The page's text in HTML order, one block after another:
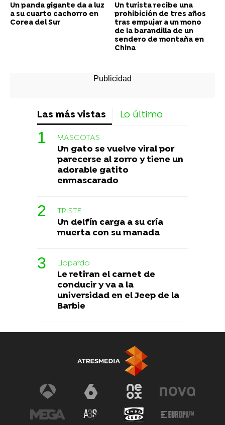
Un panda gigante da a luz
a su cuarto cachorro en
Corea del Sur
Un turista recibe una
prohibición de tres años
tras empujar a un mono
de la barandilla de un
sendero de montaña en
China
Las más vistas Lo último
MASCOTAS
Un gato se vuelve viral por
parecerse al zorro y tiene un
adorable gatito
enmascarado
TRISTE
Un delfín carga a su cría
muerta con su manada
Liopardo
Le retiran el carnet de
conducir y va a la
universidad en el Jeep de la
Barbie